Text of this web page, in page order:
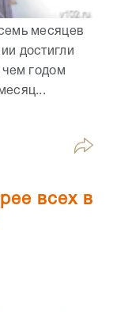
месяцев
достигли
годом
всех в